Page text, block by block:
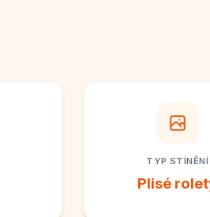
TYP STÍNĚNÍ
Plisé